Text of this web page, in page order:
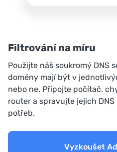
Filtrování na míru
Použijte náš soukromý DNS
domény mají být v
nebo ne. Připojte počítač,
router a spravujte jejich
potřeb.
Vyzkoušet